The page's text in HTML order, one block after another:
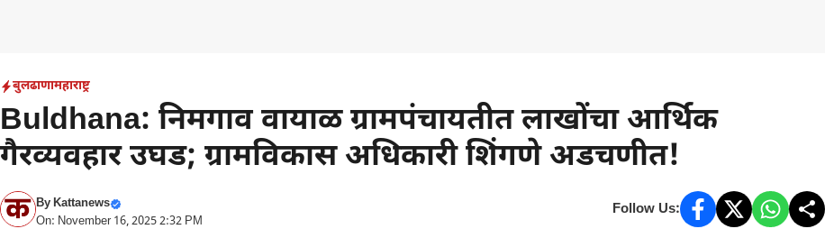
बुलढाणामहाराष्ट्र
Buldhana: निमगाव वायाळ ग्रामपंचायतीत लाखोंचा आर्थिक
गैरव्यवहार उघड; ग्रामविकास अधिकारी शिंगणे अडचणीत!
ByKattanews
On: November 16, 2025 2:32 PM
Follow Us: